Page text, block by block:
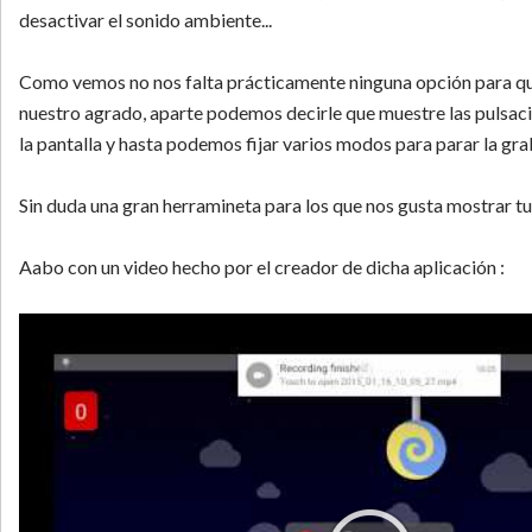
desactivar el sonido ambiente...
Como vemos no nos falta prácticamente ninguna opción para
nuestro agrado, aparte podemos decirle que muestre las
la pantalla y hasta podemos fijar varios modos para parar la
Sin duda una gran herramineta para los que nos gusta mostrar
Aabo con un video hecho por el creador de dicha aplicación :